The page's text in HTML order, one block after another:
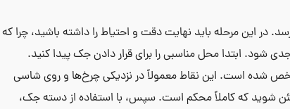
در این مرحله باید نهایت دقت و احتیاط را داشته باشید، چرا که
ابتدا محل مناسبی را برای قرار دادن جک پیدا کنید.
شده است. این نقاط معمولاً در نزدیکی چرخ‌ها و روی شاسی
شوید که کاملاً محکم است. سپس، با استفاده از دسته جک،